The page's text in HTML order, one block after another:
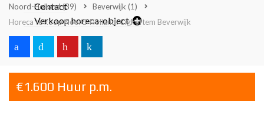
Contact
Verkoop horeca-object
Noord-Holland(39) Beverwijk (1)
Horeca te koop Noord-Holland: Cigkoftem Beverwijk
€1.600 Huur p.m.